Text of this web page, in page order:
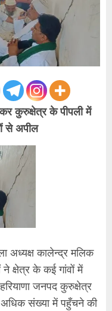
कर कुरुक्षेत्र के पीपली में
से अपील
अध्यक्ष कालेन्द्र मलिक
ने क्षेत्र के कई गांवों में
जनपद कुरुक्षेत्र
संख्या में पहुँचने की